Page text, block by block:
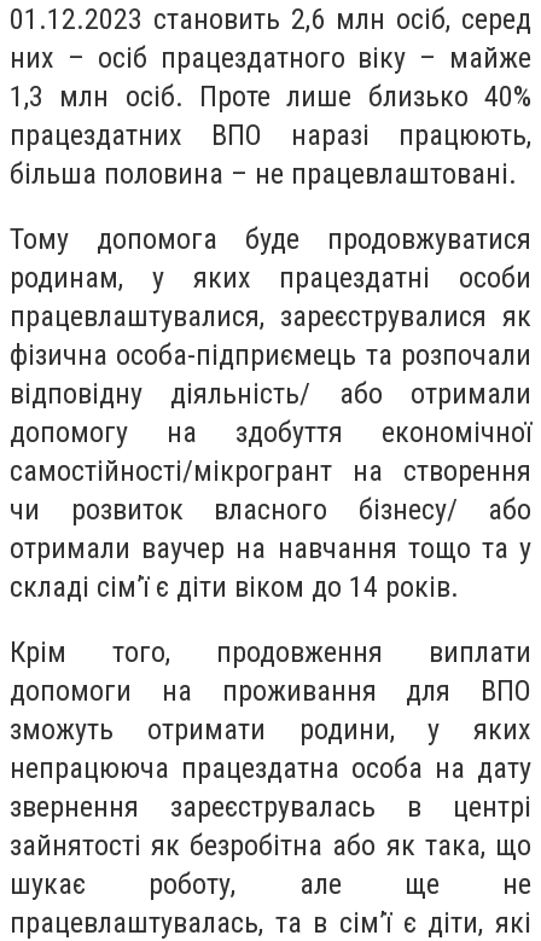
01.12.2023 становить 2,6 млн осіб, серед
них – осіб працездатного віку – майже
1,3 млн осіб. Проте лише близько 40%
працездатних ВПО наразі працюють,
більша половина – не працевлаштовані.
Тому допомога буде продовжуватися
родинам, у яких працездатні особи
працевлаштувалися, зареєструвалися як
фізична особа-підприємець та розпочали
відповідну діяльність/ або отримали
допомогу на здобуття економічної
самостійності/мікрогрант на створення
чи розвиток власного бізнесу/ або
отримали ваучер на навчання тощо та у
складі сім’ї є діти віком до 14 років.
Крім того, продовження виплати
допомоги на проживання для ВПО
зможуть отримати родини, у яких
непрацююча працездатна особа на дату
звернення зареєструвалась в центрі
зайнятості як безробітна або як така, що
шукає роботу, але ще не
працевлаштувалась, та в сім’ї є діти, які